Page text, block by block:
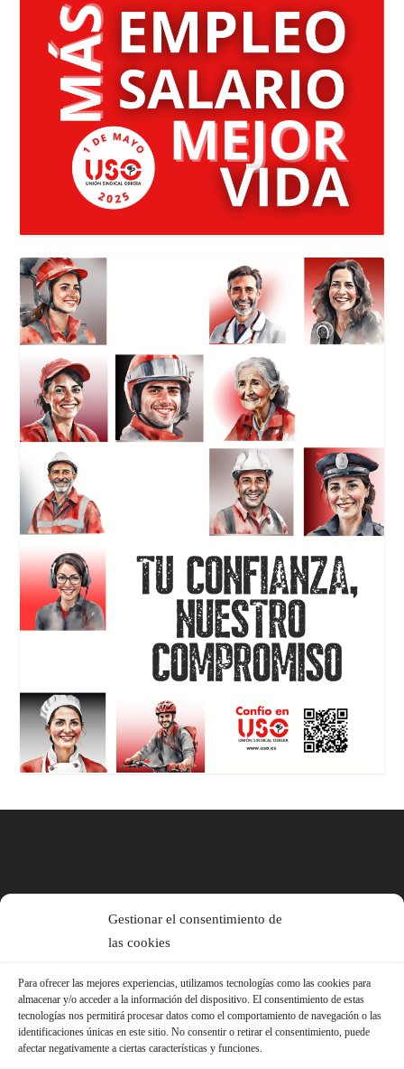
Gestionar el consentimiento de
las cookies
Para ofrecer las mejores experiencias, utilizamos tecnologías como las cookies para
almacenar y/o acceder a la información del dispositivo. El consentimiento de estas
tecnologías nos permitirá procesar datos como el comportamiento de navegación o las
identificaciones únicas en este sitio. No consentir o retirar el consentimiento, puede
afectar negativamente a ciertas características y funciones.